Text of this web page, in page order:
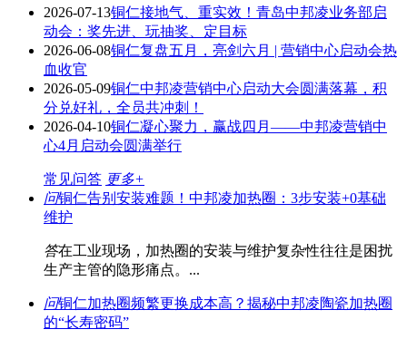
2026-07-13铜仁接地气、重实效！青岛中邦凌业务部启
动会：奖先进、玩抽奖、定目标
2026-06-08铜仁复盘五月，亮剑六月 | 营销中心启动会热
血收官
2026-05-09铜仁中邦凌营销中心启动大会圆满落幕，积
分兑好礼，全员共冲刺！
2026-04-10铜仁凝心聚力，赢战四月——中邦凌营销中
心4月启动会圆满举行
常见问答 更多+
问铜仁告别安装难题！中邦凌加热圈：3步安装+0基础
维护
答在工业现场，加热圈的安装与维护复杂性往往是困扰
生产主管的隐形痛点。...
问铜仁加热圈频繁更换成本高？揭秘中邦凌陶瓷加热圈
的“长寿密码”